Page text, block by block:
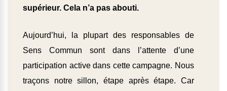
supérieur. Cela n’a pas abouti.
Aujourd’hui, la plupart des responsables de
Sens Commun sont dans l’attente d’une
participation active dans cette campagne. Nous
traçons notre sillon, étape après étape. Car